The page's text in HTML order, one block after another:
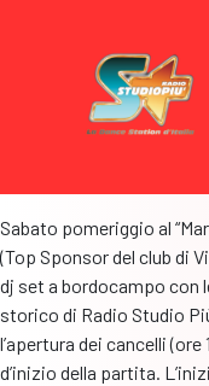
Sabato pomeriggio al
(Top Sponsor del club di
dj set a bordocampo con
storico di Radio Studio
l’apertura dei cancelli
d’inizio della partita.